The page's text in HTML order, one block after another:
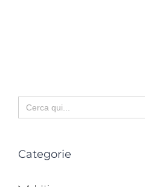
Search
for:
Categorie